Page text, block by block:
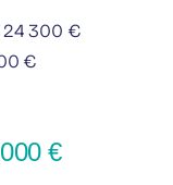
24 300 €
€
€